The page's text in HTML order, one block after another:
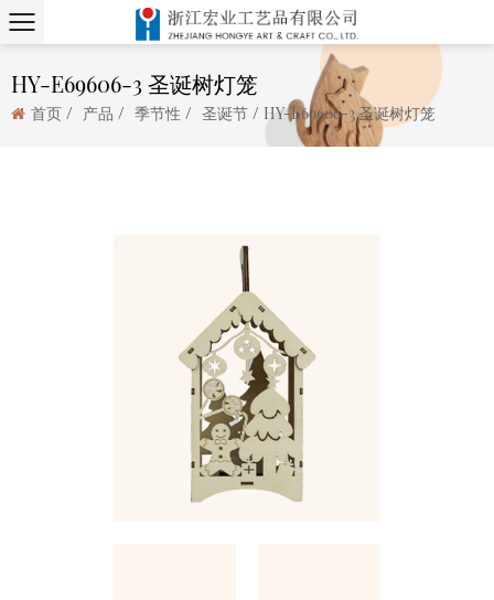
HY-E69606-3 圣诞树灯笼
首页 / 产品 / 季节性 / 圣诞节 / HY-E69606-3 圣诞树灯笼